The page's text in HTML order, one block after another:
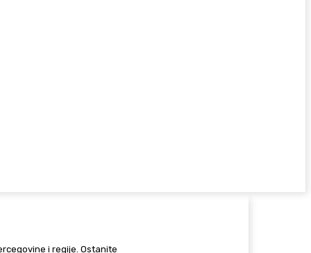
i regije. Ostanite